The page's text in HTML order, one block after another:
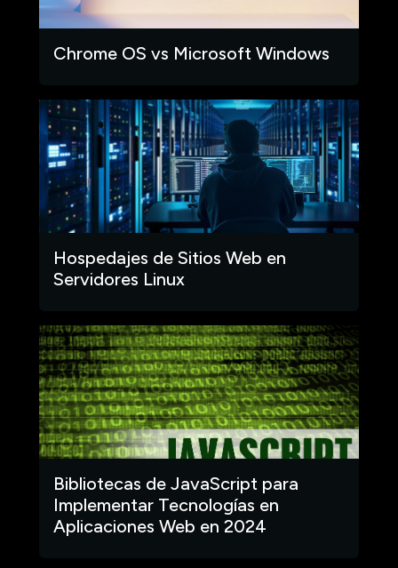
Chrome OS vs Microsoft Windows
Hospedajes de Sitios Web en
Servidores Linux
Bibliotecas de JavaScript para
Implementar Tecnologías en
Aplicaciones Web en 2024